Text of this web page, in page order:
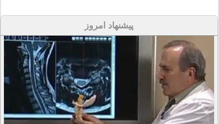
پیشنهاد امروز